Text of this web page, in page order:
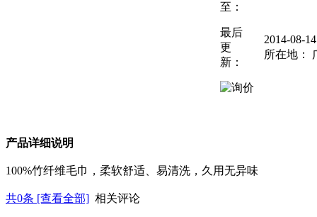
至：
最后
更
新：
2014-08-
所在地：
产品详细说明
100%竹纤维毛巾，柔软舒适、易清洗，久用无异味
共0条 [查看全部] 相关评论